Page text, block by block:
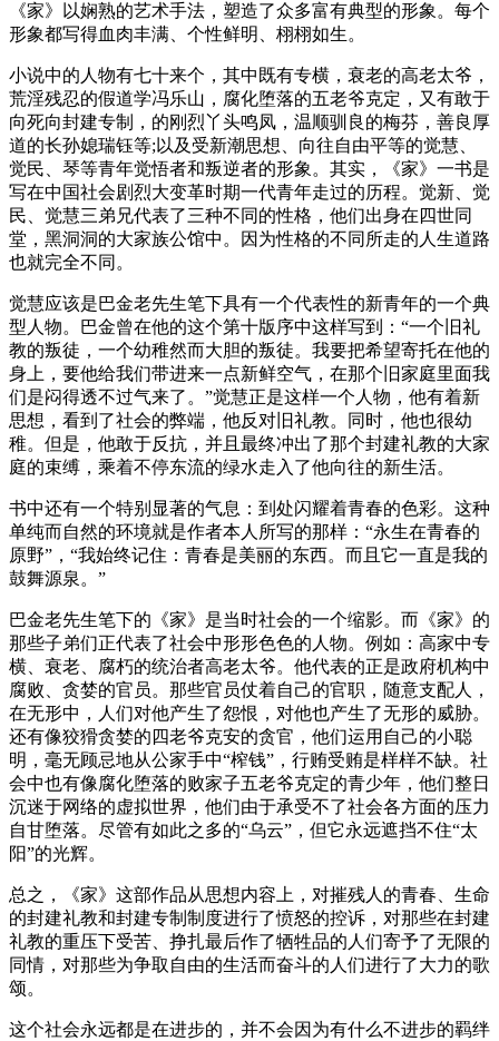
《家》以娴熟的艺术手法，塑造了众多富有典型的形象。每个
形象都写得血肉丰满、个性鲜明、栩栩如生。
小说中的人物有七十来个，其中既有专横，衰老的高老太爷，
荒淫残忍的假道学冯乐山，腐化堕落的五老爷克定，又有敢于
向死向封建专制，的刚烈丫头鸣凤，温顺驯良的梅芬，善良厚
道的长孙媳瑞钰等;以及受新潮思想、向往自由平等的觉慧、
觉民、琴等青年觉悟者和叛逆者的形象。其实，《家》一书是
写在中国社会剧烈大变革时期一代青年走过的历程。觉新、觉
民、觉慧三弟兄代表了三种不同的性格，他们出身在四世同
堂，黑洞洞的大家族公馆中。因为性格的不同所走的人生道路
也就完全不同。
觉慧应该是巴金老先生笔下具有一个代表性的新青年的一个典
型人物。巴金曾在他的这个第十版序中这样写到：“一个旧礼
教的叛徒，一个幼稚然而大胆的叛徒。我要把希望寄托在他的
身上，要他给我们带进来一点新鲜空气，在那个旧家庭里面我
们是闷得透不过气来了。”觉慧正是这样一个人物，他有着新
思想，看到了社会的弊端，他反对旧礼教。同时，他也很幼
稚。但是，他敢于反抗，并且最终冲出了那个封建礼教的大家
庭的束缚，乘着不停东流的绿水走入了他向往的新生活。
书中还有一个特别显著的气息：到处闪耀着青春的色彩。这种
单纯而自然的环境就是作者本人所写的那样：“永生在青春的
原野”，“我始终记住：青春是美丽的东西。而且它一直是我的
鼓舞源泉。”
巴金老先生笔下的《家》是当时社会的一个缩影。而《家》的
那些子弟们正代表了社会中形形色色的人物。例如：高家中专
横、衰老、腐朽的统治者高老太爷。他代表的正是政府机构中
腐败、贪婪的官员。那些官员仗着自己的官职，随意支配人，
在无形中，人们对他产生了怨恨，对他也产生了无形的威胁。
还有像狡猾贪婪的四老爷克安的贪官，他们运用自己的小聪
明，毫无顾忌地从公家手中“榨钱”，行贿受贿是样样不缺。社
会中也有像腐化堕落的败家子五老爷克定的青少年，他们整日
沉迷于网络的虚拟世界，他们由于承受不了社会各方面的压力
自甘堕落。尽管有如此之多的“乌云”，但它永远遮挡不住“太
阳”的光辉。
总之，《家》这部作品从思想内容上，对摧残人的青春、生命
的封建礼教和封建专制制度进行了愤怒的控诉，对那些在封建
礼教的重压下受苦、挣扎最后作了牺牲品的人们寄予了无限的
同情，对那些为争取自由的生活而奋斗的人们进行了大力的歌
颂。
这个社会永远都是在进步的，并不会因为有什么不进步的羁绊